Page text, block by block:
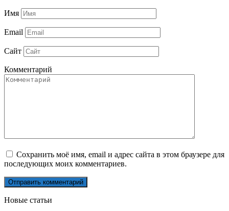
Имя
Email
Сайт
Комментарий
Сохранить моё имя, email и адрес сайта в этом браузере для
последующих моих комментариев.
Новые статьи